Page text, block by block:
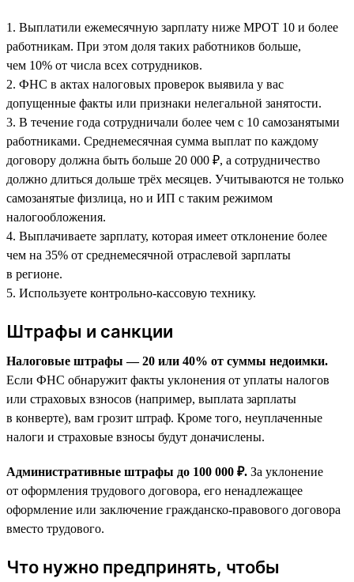
1. Выплатили ежемесячную зарплату ниже МРОТ 10 и более
работникам. При этом доля таких работников больше,
чем 10% от числа всех сотрудников.
2. ФНС в актах налоговых проверок выявила у вас
допущенные факты или признаки нелегальной занятости.
3. В течение года сотрудничали более чем с 10 самозанятыми
работниками. Среднемесячная сумма выплат по каждому
договору должна быть больше 20 000 ₽, а сотрудничество
должно длиться дольше трёх месяцев. Учитываются не только
самозанятые физлица, но и ИП с таким режимом
налогообложения.
4. Выплачиваете зарплату, которая имеет отклонение более
чем на 35% от среднемесячной отраслевой зарплаты
в регионе.
5. Используете контрольно-кассовую технику.
Штрафы и санкции
Налоговые штрафы — 20 или 40% от суммы недоимки.
Если ФНС обнаружит факты уклонения от уплаты налогов
или страховых взносов (например, выплата зарплаты
в конверте), вам грозит штраф. Кроме того, неуплаченные
налоги и страховые взносы будут доначислены.
Административные штрафы до 100 000 ₽. За уклонение
от оформления трудового договора, его ненадлежащее
оформление или заключение гражданско-правового договора
вместо трудового.
Что нужно предпринять, чтобы